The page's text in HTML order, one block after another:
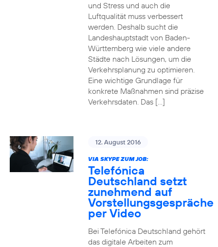
und Stress und auch die
Luftqualität muss verbessert
werden. Deshalb sucht die
Landeshauptstadt von Baden-
Württemberg wie viele andere
Städte nach Lösungen, um die
Verkehrsplanung zu optimieren.
Eine wichtige Grundlage für
konkrete Maßnahmen sind präzise
Verkehrsdaten. Das […]
12. August 2016
VIA SKYPE ZUM JOB:
Telefónica
Deutschland setzt
zunehmend auf
Vorstellungsgespräche
per Video
Bei Telefónica Deutschland gehört
das digitale Arbeiten zum